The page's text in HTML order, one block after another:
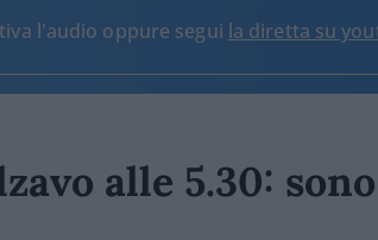
l'audio oppure segui la diretta su
alle 5.30: